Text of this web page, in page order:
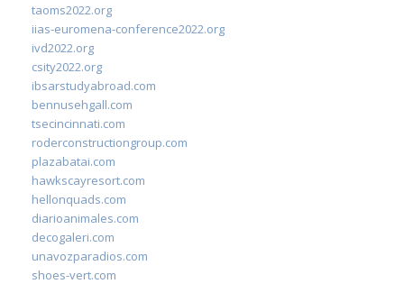
taoms2022.org
iias-euromena-conference2022.org
ivd2022.org
csity2022.org
ibsarstudyabroad.com
bennusehgall.com
tsecincinnati.com
roderconstructiongroup.com
plazabatai.com
hawkscayresort.com
hellonquads.com
diarioanimales.com
decogaleri.com
unavozparadios.com
shoes-vert.com